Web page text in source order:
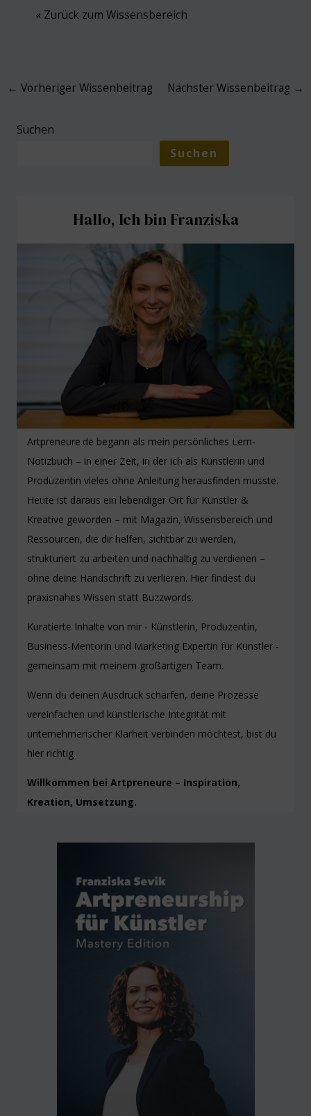
« Zurück zum Wissensbereich
Post
← Vorheriger Wissenbeitrag Nächster Wissenbeitrag →
Suchen
Suchen
Hallo, Ich bin Franziska
Artpreneure.de begann als mein persönliches Lern-
Notizbuch – in einer Zeit, in der ich als Künstlerin und
Produzentin vieles ohne Anleitung herausfinden musste.
Heute ist daraus ein lebendiger Ort für Künstler &
Kreative geworden – mit Magazin, Wissensbereich und
Ressourcen, die dir helfen, sichtbar zu werden,
strukturiert zu arbeiten und nachhaltig zu verdienen –
ohne deine Handschrift zu verlieren. Hier findest du
praxisnahes Wissen statt Buzzwords.
Kuratierte Inhalte von mir - Künstlerin, Produzentin,
Business-Mentorin und Marketing Expertin für Künstler -
gemeinsam mit meinem großartigen Team.
Wenn du deinen Ausdruck schärfen, deine Prozesse
vereinfachen und künstlerische Integrität mit
unternehmerischer Klarheit verbinden möchtest, bist du
hier richtig.
Willkommen bei Artpreneure – Inspiration,
Kreation, Umsetzung.